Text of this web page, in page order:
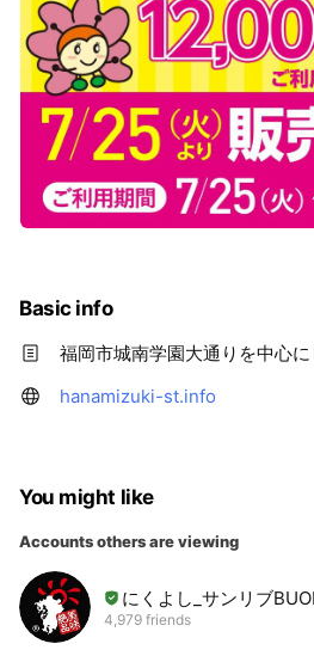
Basic info
福岡市城南学園大通りを中心に
hanamizuki-st.info
You might like
Accounts others are viewing
にくよし_サンリブ
4,979 friends